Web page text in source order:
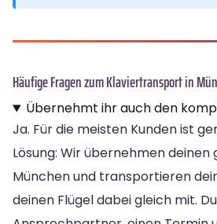
Häufige Fragen zum Klaviertransport in
Übernehmt ihr auch den
Ja. Für die meisten Kunden ist
Lösung: Wir übernehmen deinen
München und transportieren
deinen Flügel dabei gleich mit.